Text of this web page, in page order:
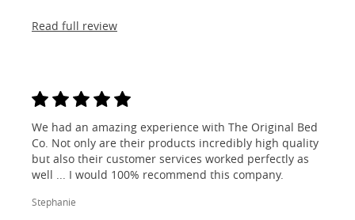
Read full review
We had an amazing experience with The Original Bed
Co. Not only are their products incredibly high quality
but also their customer services worked perfectly as
well ... I would 100% recommend this company.
Stephanie